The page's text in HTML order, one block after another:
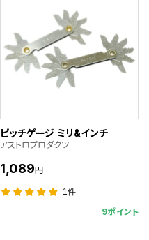
ピッチゲージ ミリ&インチ
アストロプロダクツ
1,089円
1件
9ポイント